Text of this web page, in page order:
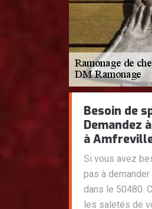
Besoin de
Demandez
à
Si vous avez
pas à
dans le 50480.
les saletés de